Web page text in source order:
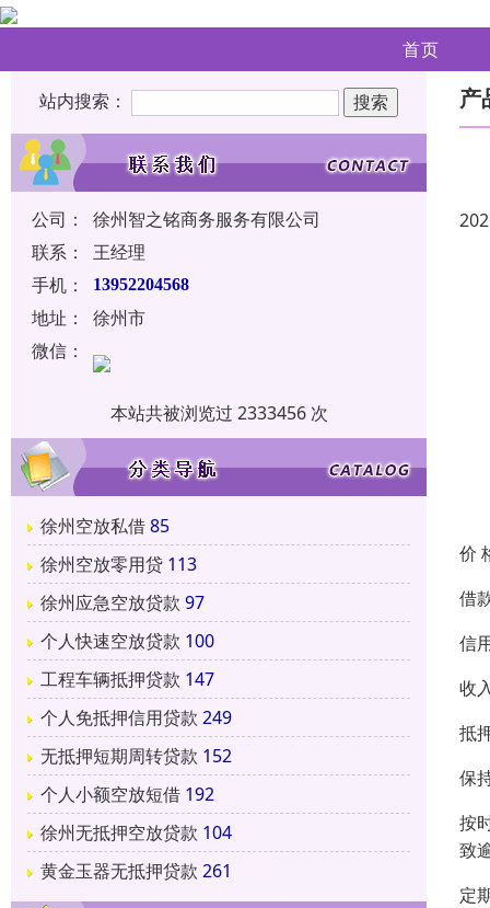
首页
站内搜索：
公司：
徐州智之铭商务服务有限公司
联系：
王经理
手机：
13952204568
地址：
徐州市
微信：
本站共被浏览过 2333456 次
徐州空放私借85
徐州空放零用贷 113
徐州应急空放贷款 97
个人快速空放贷款 100
工程车辆抵押贷款 147
个人免抵押信用贷款 249
无抵押短期周转贷款 152
个人小额空放短借 192
徐州无抵押空放贷款 104
黄金玉器无抵押贷款 261
产
价
借
信
收
抵
保
按
致
定